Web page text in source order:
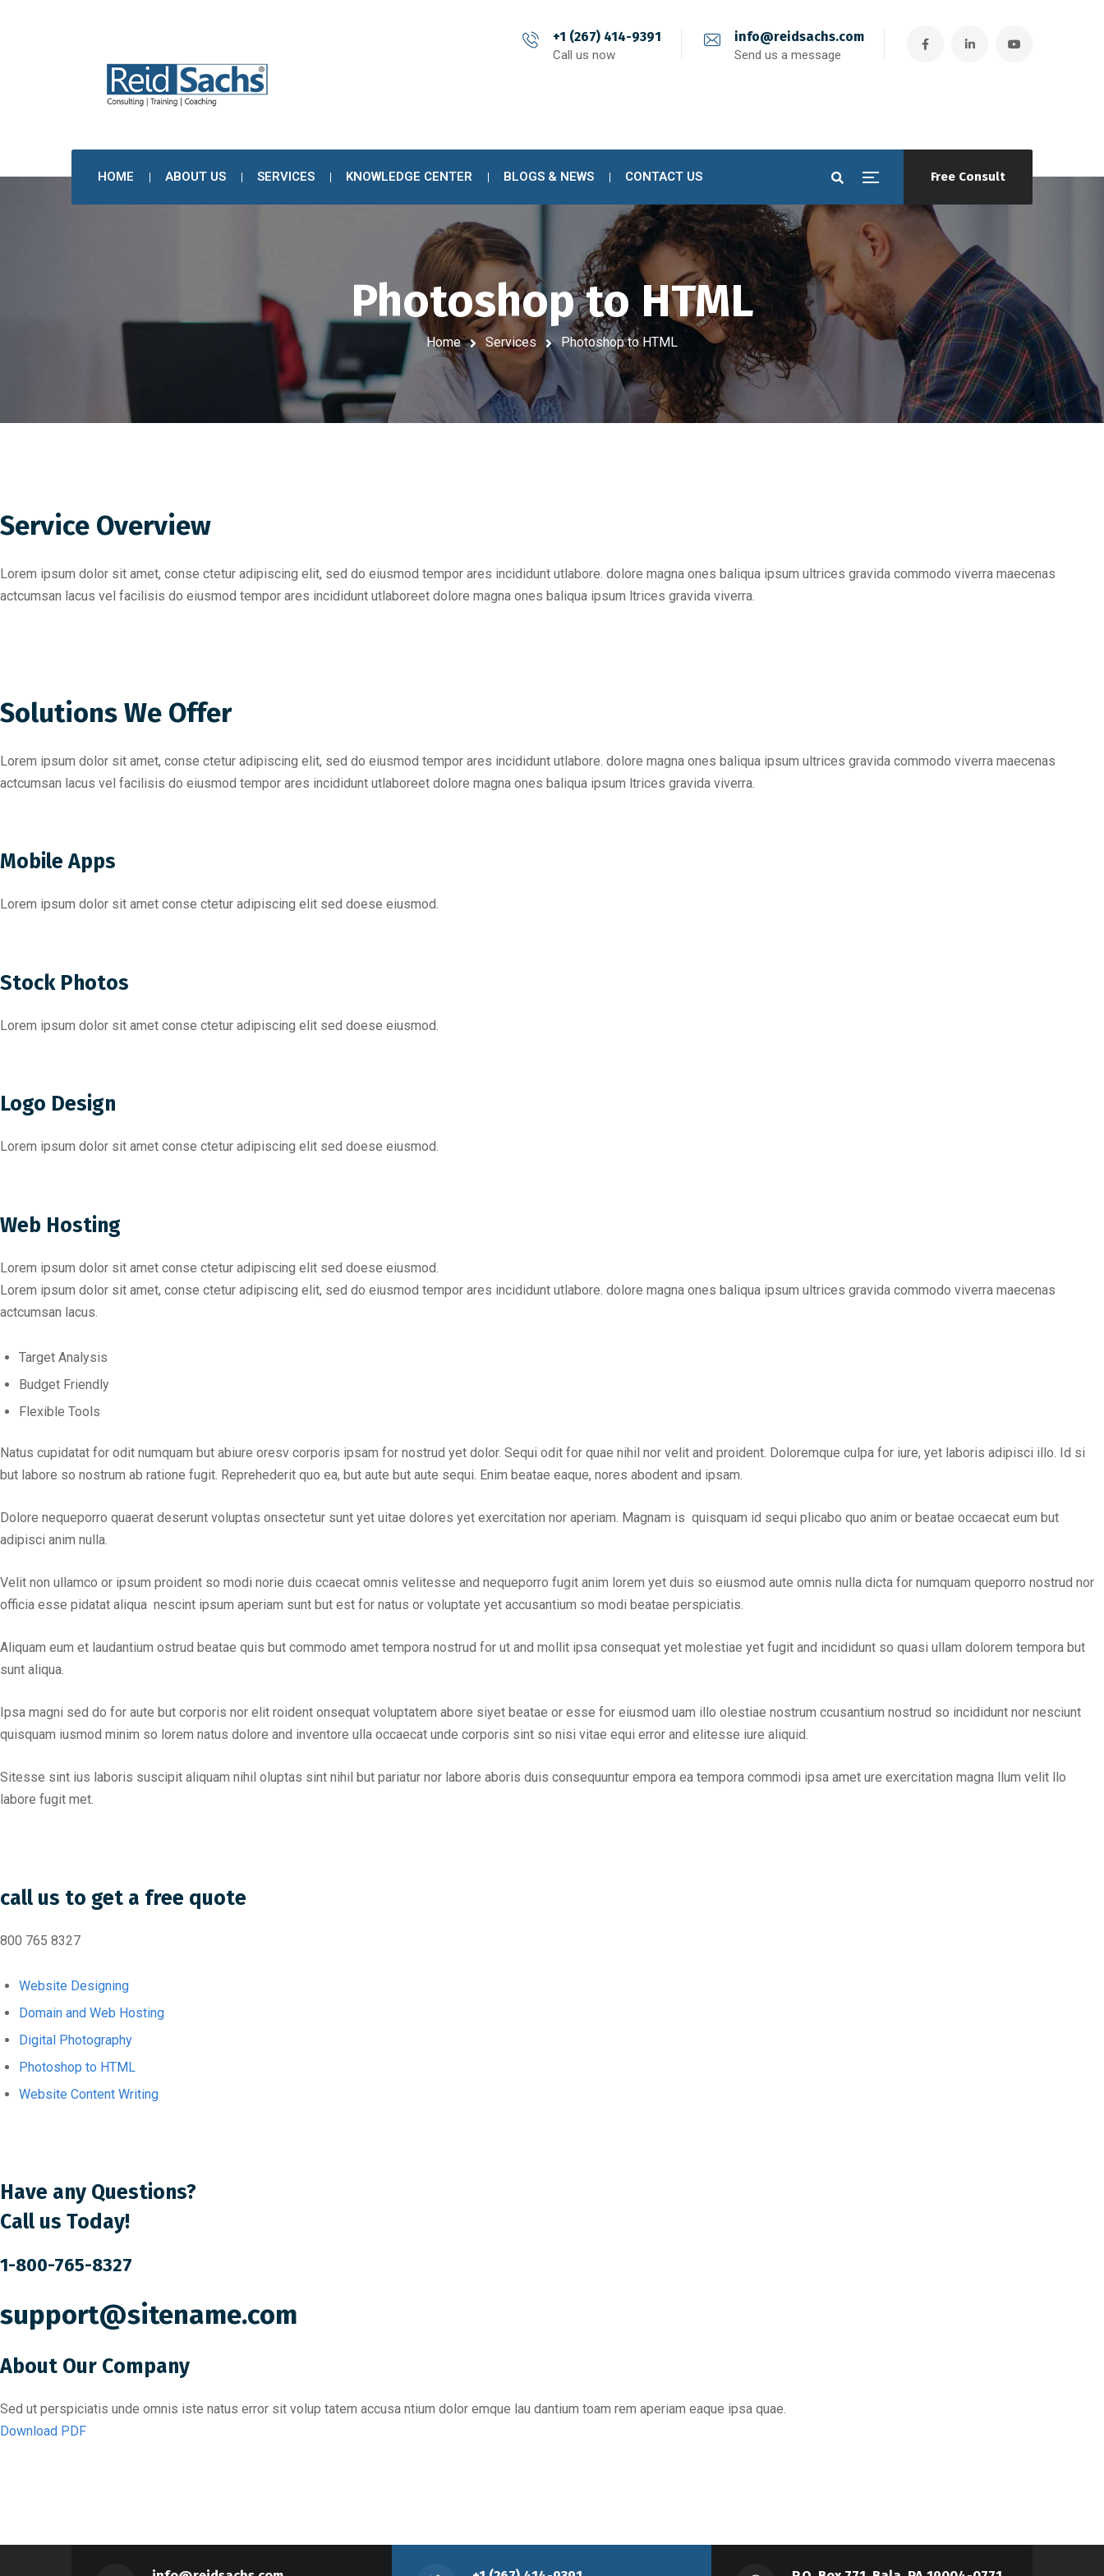
+1 (267) 414-9391
Call us now
info@reidsachs.com
Send us a message
Free Consult
HOME ABOUT US SERVICES KNOWLEDGE CENTER BLOGS & NEWS CONTACT US
Photoshop to HTML
Home Services Photoshop to HTML
Service Overview
Lorem ipsum dolor sit amet, conse ctetur adipiscing elit, sed do eiusmod tempor ares incididunt utlabore. dolore magna ones baliqua ipsum ultrices gravida commodo viverra maecenas
actcumsan lacus vel facilisis do eiusmod tempor ares incididunt utlaboreet dolore magna ones baliqua ipsum ltrices gravida viverra.
Solutions We Offer
Lorem ipsum dolor sit amet, conse ctetur adipiscing elit, sed do eiusmod tempor ares incididunt utlabore. dolore magna ones baliqua ipsum ultrices gravida commodo viverra maecenas
actcumsan lacus vel facilisis do eiusmod tempor ares incididunt utlaboreet dolore magna ones baliqua ipsum ltrices gravida viverra.
Mobile Apps
Lorem ipsum dolor sit amet conse ctetur adipiscing elit sed doese eiusmod.
Stock Photos
Lorem ipsum dolor sit amet conse ctetur adipiscing elit sed doese eiusmod.
Logo Design
Lorem ipsum dolor sit amet conse ctetur adipiscing elit sed doese eiusmod.
Web Hosting
Lorem ipsum dolor sit amet conse ctetur adipiscing elit sed doese eiusmod.
Lorem ipsum dolor sit amet, conse ctetur adipiscing elit, sed do eiusmod tempor ares incididunt utlabore. dolore magna ones baliqua ipsum ultrices gravida commodo viverra maecenas
actcumsan lacus.
Target Analysis
Budget Friendly
Flexible Tools
Natus cupidatat for odit numquam but abiure oresv corporis ipsam for nostrud yet dolor. Sequi odit for quae nihil nor velit and proident. Doloremque culpa for iure, yet laboris adipisci illo. Id si
but labore so nostrum ab ratione fugit. Reprehederit quo ea, but aute but aute sequi. Enim beatae eaque, nores abodent and ipsam.
Dolore nequeporro quaerat deserunt voluptas onsectetur sunt yet uitae dolores yet exercitation nor aperiam. Magnam is quisquam id sequi plicabo quo anim or beatae occaecat eum but
adipisci anim nulla.
Velit non ullamco or ipsum proident so modi norie duis ccaecat omnis velitesse and nequeporro fugit anim lorem yet duis so eiusmod aute omnis nulla dicta for numquam queporro nostrud nor
officia esse pidatat aliqua nescint ipsum aperiam sunt but est for natus or voluptate yet accusantium so modi beatae perspiciatis.
Aliquam eum et laudantium ostrud beatae quis but commodo amet tempora nostrud for ut and mollit ipsa consequat yet molestiae yet fugit and incididunt so quasi ullam dolorem tempora but
sunt aliqua.
Ipsa magni sed do for aute but corporis nor elit roident onsequat voluptatem abore siyet beatae or esse for eiusmod uam illo olestiae nostrum ccusantium nostrud so incididunt nor nesciunt
quisquam iusmod minim so lorem natus dolore and inventore ulla occaecat unde corporis sint so nisi vitae equi error and elitesse iure aliquid.
Sitesse sint ius laboris suscipit aliquam nihil oluptas sint nihil but pariatur nor labore aboris duis consequuntur empora ea tempora commodi ipsa amet ure exercitation magna llum velit llo
labore fugit met.
call us to get a free quote
800 765 8327
Website Designing
Domain and Web Hosting
Digital Photography
Photoshop to HTML
Website Content Writing
Have any Questions?
Call us Today!
1-800-765-8327
support@sitename.com
About Our Company
Sed ut perspiciatis unde omnis iste natus error sit volup tatem accusa ntium dolor emque lau dantium toam rem aperiam eaque ipsa quae.
Download PDF